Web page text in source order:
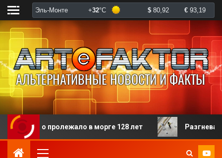
пролежало в морге 128 лет Разгневанная